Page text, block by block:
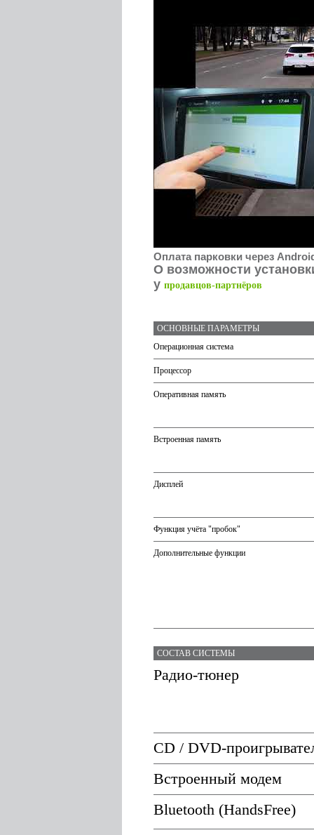
Оплата парковки через
О возможности
у продавцов-партнёров
ОСНОВНЫЕ ПАРАМЕТРЫ
Операционная система
Процессор
Оперативная память
Встроенная память
Дисплей
Функция учёта "пробок"
Дополнительные функции
СОСТАВ СИСТЕМЫ
Радио-тюнер
CD / DVD-
Встроенный модем
Bluetooth (HandsFree)